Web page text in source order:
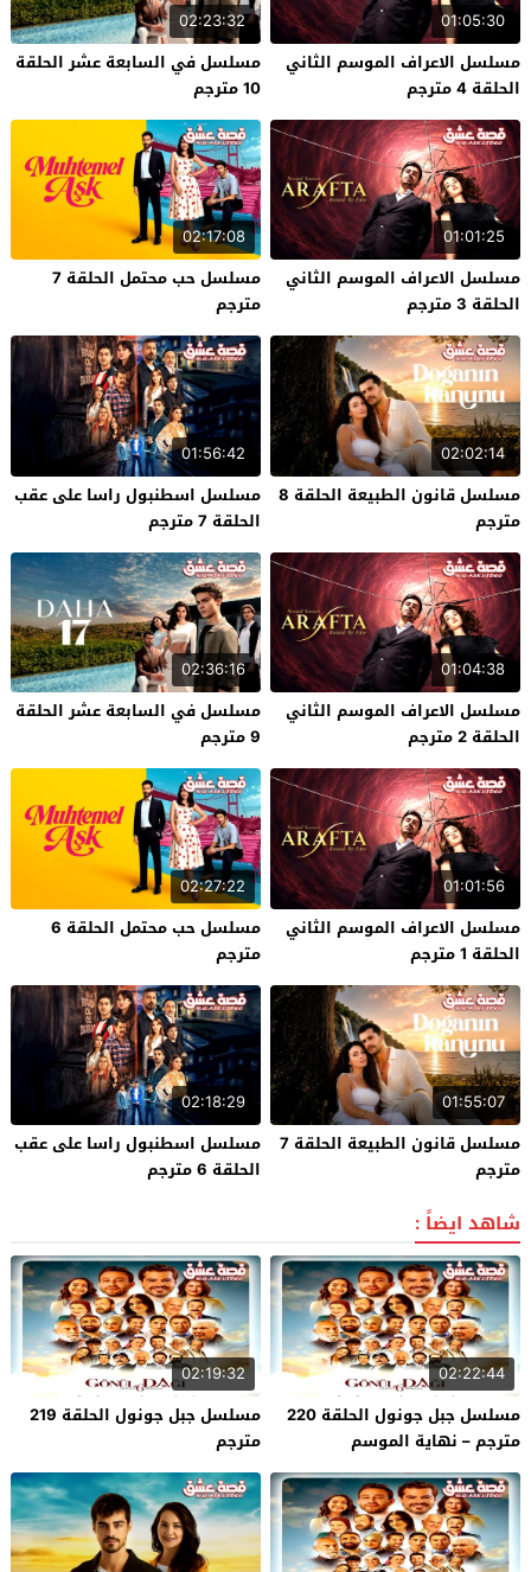
01:05:30
مسلسل الاعراف الموسم الثاني
الحلقة 4 مترجم
02:23:32
مسلسل في السابعة عشر الحلقة
10 مترجم
01:01:25
مسلسل الاعراف الموسم الثاني
الحلقة 3 مترجم
02:17:08
مسلسل حب محتمل الحلقة 7
مترجم
02:02:14
مسلسل قانون الطبيعة الحلقة 8
مترجم
01:56:42
مسلسل اسطنبول راسا على عقب
الحلقة 7 مترجم
01:04:38
مسلسل الاعراف الموسم الثاني
الحلقة 2 مترجم
02:36:16
مسلسل في السابعة عشر الحلقة
9 مترجم
01:01:56
مسلسل الاعراف الموسم الثاني
الحلقة 1 مترجم
02:27:22
مسلسل حب محتمل الحلقة 6
مترجم
01:55:07
مسلسل قانون الطبيعة الحلقة 7
مترجم
02:18:29
مسلسل اسطنبول راسا على عقب
الحلقة 6 مترجم
شاهد ايضاً :
02:22:44
مسلسل جبل جونول الحلقة 220
مترجم – نهاية الموسم
02:19:32
مسلسل جبل جونول الحلقة 219
مترجم